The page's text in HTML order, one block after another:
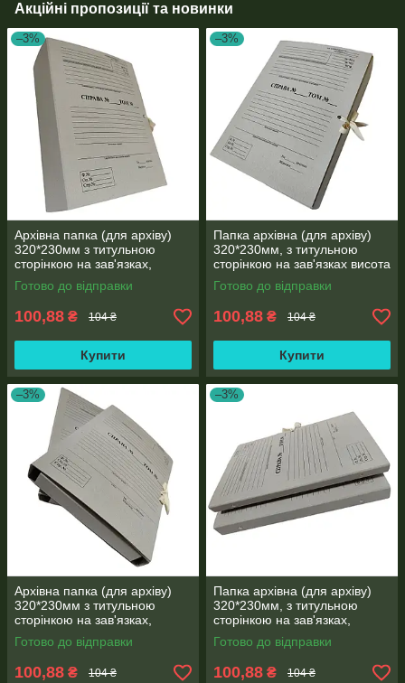
Акційні пропозиції та новинки
–3%
Архівна папка (для архіву)
320*230мм з титульною
сторінкою на зав'язках,
корінець 20 мм
Готово до відправки
100,88 ₴ 104 ₴
Купити
–3%
Папка архівна (для архіву)
320*230мм, з титульною
сторінкою на зав'язках висота
корінця 20 мм
Готово до відправки
100,88 ₴ 104 ₴
Купити
–3%
Архівна папка (для архіву)
320*230мм з титульною
сторінкою на зав'язках,
корінець 40 мм
Готово до відправки
100,88 ₴ 104 ₴
–3%
Папка архівна (для архіву)
320*230мм, з титульною
сторінкою на зав'язках,
висота корінця 40 мм
Готово до відправки
100,88 ₴ 104 ₴